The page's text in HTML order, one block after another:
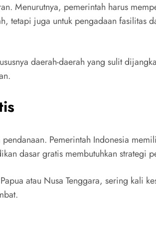
Menurutnya, pemerintah harus
tetapi juga untuk pengadaan fasilitas
daerah-daerah yang sulit
Pemerintah Indonesia
dasar gratis membutuhkan strategi
atau Nusa Tenggara, sering kali